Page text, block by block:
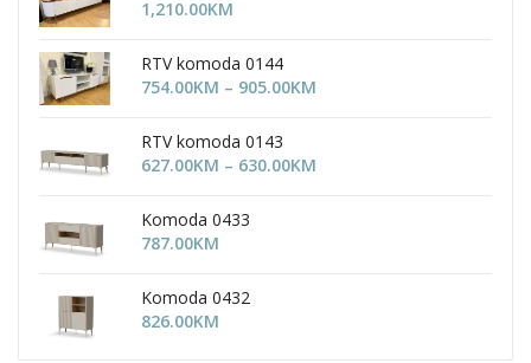
1,210.00KM
RTV komoda 0144
754.00KM – 905.00KM
RTV komoda 0143
627.00KM – 630.00KM
Komoda 0433
787.00KM
Komoda 0432
826.00KM